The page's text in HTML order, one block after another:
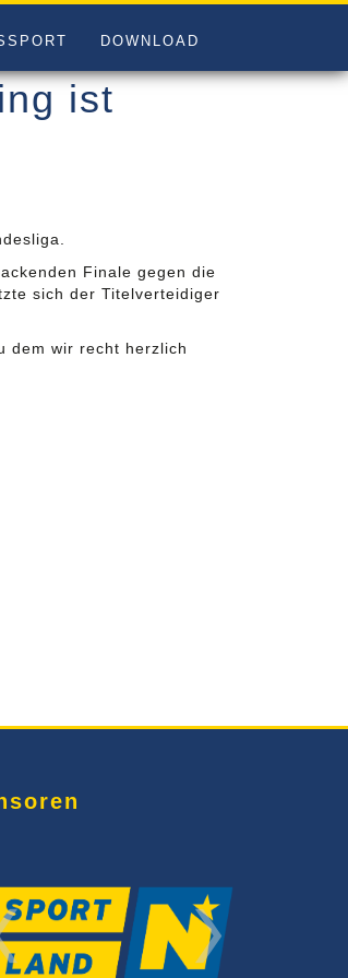
DOWNLOAD
ist
Finale gegen die
sich der Titelverteidiger
dem wir recht herzlich